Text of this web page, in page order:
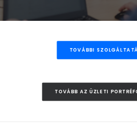
TOVÁBBI
TOVÁBB AZ ÜZLETI